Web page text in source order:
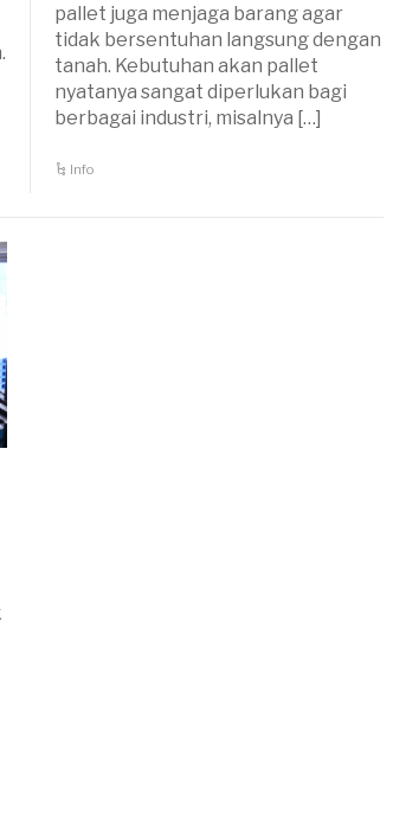
pallet juga menjaga barang agar
tidak bersentuhan langsung dengan
tanah. Kebutuhan akan pallet
nyatanya sangat diperlukan bagi
berbagai industri, misalnya […]
Info